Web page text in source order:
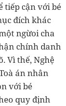
tiếp cận với bé
đích khác
ngừoi cha
chính danh
Vì thế, Nghệ
án nhân
với bé
quy định